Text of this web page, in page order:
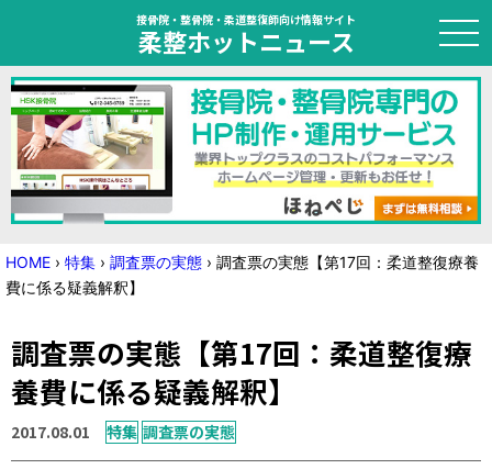
接骨院・整骨院・柔道整復師向け情報サイト
柔整ホットニュース
HOME
トピック
ニュース
国家試験対策
学会・セミナー情報
HOME › 特集 › 調査票の実態 › 調査票の実態【第17回：柔道整復療養
費に係る疑義解釈】
調査票の実態【第17回：柔道整復療
養費に係る疑義解釈】
2017.08.01 特集 調査票の実態